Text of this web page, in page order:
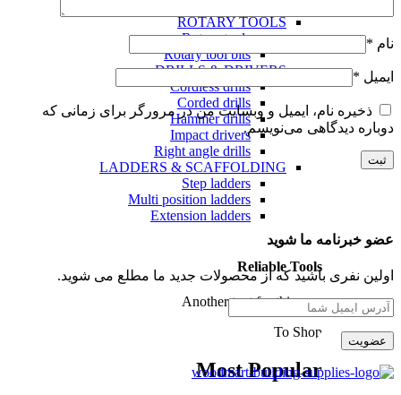
ROTARY TOOLS
Rotary tools
Rotary tool bits
DRILLS & DRIVERS
Cordless drills
Corded drills
Hammer drills
Impact drivers
Right angle drills
LADDERS & SCAFFOLDING
Step ladders
Multi position ladders
Extension ladders
Reliable Tools
Another text for this area
To Shop
Most Popular
نام *
ایمیل *
ذخیره نام، ایمیل و وبسایت من در مرورگر برای زمانی که
دوباره دیدگاهی می‌نویسم.
عضو خبرنامه ما شوید
اولین نفری باشید که از محصولات جدید ما مطلع می شوید.